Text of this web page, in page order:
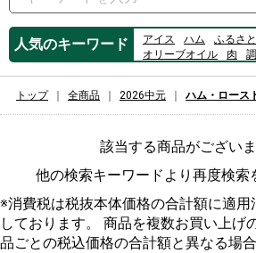
人気のキーワード アイス ハム ふるさと
オリーブオイル
肉
トップ 全商品 2026中元 ハム・ロース
該当する商品がございま
他の検索キーワードより再度検索
※消費税は税抜本体価格の合計額に適
しております。 商品を複数お買い上げ
品ごとの税込価格の合計額と異なる場